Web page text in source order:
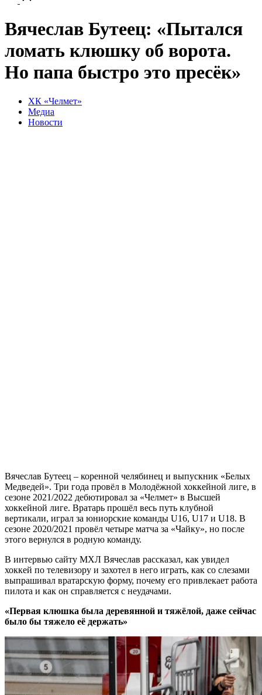
Вячеслав Бутеец: «Пытался
ломать клюшку об ворота.
Но папа быстро это пресёк»
ХК «Челмет»
Медиа
Новости
Вячеслав Бутеец – коренной челябинец и выпускник «Белых
Медведей». Три года провёл в Молодёжной хоккейной лиге, в
сезоне 2021/2022 дебютировал за «Челмет» в Высшей
хоккейной лиге. Вратарь прошёл весь путь клубной
вертикали, играл за юниорские команды U16, U17 и U18. В
сезоне 2020/2021 провёл четыре матча за «Чайку», но после
этого вернулся в родную команду.
В интервью сайту МХЛ Вячеслав рассказал, как увидел
хоккей по телевизору и захотел в него играть, как со слезами
выпрашивал вратарскую форму, почему его привлекает работа
пилота и как он справляется с неудачами.
«Первая клюшка была деревянной и тяжёлой, даже сейчас
было бы тяжело её держать»